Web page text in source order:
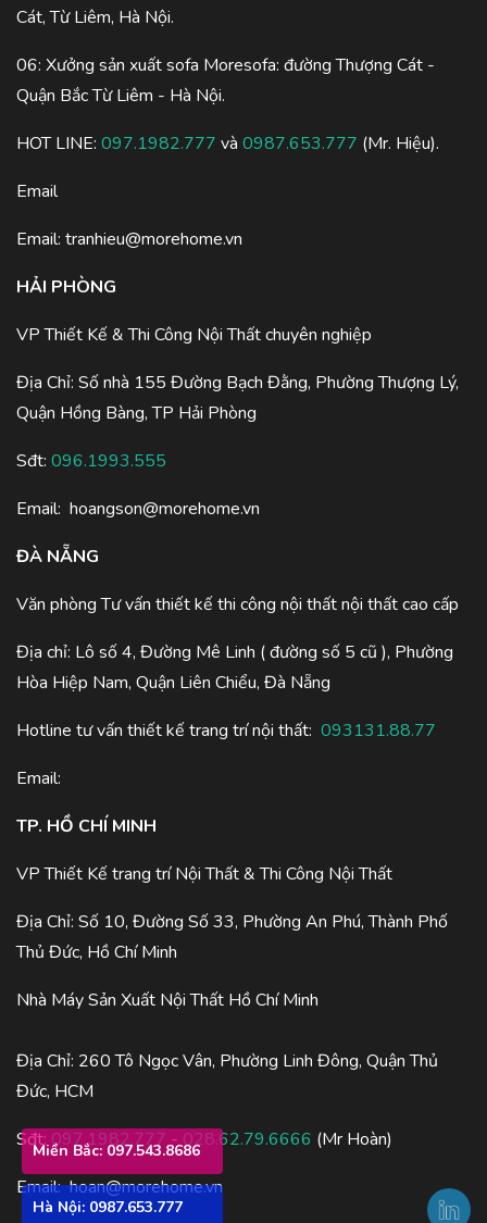
Miền Bắc: 097.543.8686
Hà Nội: 0987.653.777
Cát, Từ Liêm, Hà Nội.
06: Xưởng sản xuất sofa Moresofa: đường Thượng Cát -
Quận Bắc Từ Liêm - Hà Nội.
HOT LINE: 097.1982.777 và 0987.653.777 (Mr. Hiệu).
Email
Email: tranhieu@morehome.vn
HẢI PHÒNG
VP Thiết Kế & Thi Công Nội Thất chuyên nghiệp
Địa Chỉ: Số nhà 155 Đường Bạch Đằng, Phường Thượng Lý,
Quận Hồng Bàng, TP Hải Phòng
Sđt: 096.1993.555
Email: hoangson@morehome.vn
ĐÀ NẴNG
Văn phòng Tư vấn thiết kế thi công nội thất nội thất cao cấp
Địa chỉ: Lô số 4, Đường Mê Linh ( đường số 5 cũ ), Phường
Hòa Hiệp Nam, Quận Liên Chiểu, Đà Nẵng
Hotline tư vấn thiết kế trang trí nội thất: 093131.88.77
Email:
TP. HỒ CHÍ MINH
VP Thiết Kế trang trí Nội Thất & Thi Công Nội Thất
Địa Chỉ: Số 10, Đường Số 33, Phường An Phú, Thành Phố
Thủ Đức, Hồ Chí Minh
Nhà Máy Sản Xuất Nội Thất Hồ Chí Minh
Địa Chỉ: 260 Tô Ngọc Vân, Phường Linh Đông, Quận Thủ
Đức, HCM
Sđt:097.1982.777-028.62.79.6666 (Mr Hoàn)
Email:hoan@morehome.vn